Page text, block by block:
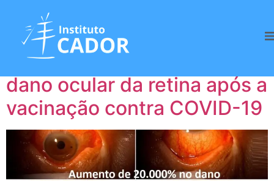
Tag:Retina
Aumento de 20.000% no
dano ocular da retina após a
vacinação contra COVID-19